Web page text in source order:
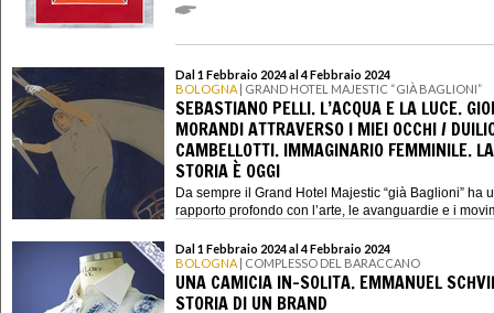
Dal 1 Febbraio 2024 al 4 Febbraio 2024
BOLOGNA | GRAND HOTEL MAJESTIC “GIÀ BAGLIONI”
SEBASTIANO PELLI. L’ACQUA E LA LUCE.
MORANDI ATTRAVERSO I MIEI OCCHI /
CAMBELLOTTI. IMMAGINARIO FEMMINILE. LA
STORIA È OGGI
Da sempre il Grand Hotel Majestic “già Baglioni” ha
rapporto profondo con l’arte, le avanguardie e i
Dal 1 Febbraio 2024 al 4 Febbraio 2024
BOLOGNA | COMPLESSO DEL BARACCANO
UNA CAMICIA IN-SOLITA. EMMANUEL
STORIA DI UN BRAND